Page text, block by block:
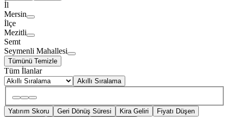
İl
Mersin
İlçe
Mezitli
Semt
Seymenli Mahallesi
Tümünü Temizle
Tüm İlanlar
Akıllı Sıralama
Yatırım Skoru Geri Dönüş Süresi Kira Geliri
Fiyatı Düşen